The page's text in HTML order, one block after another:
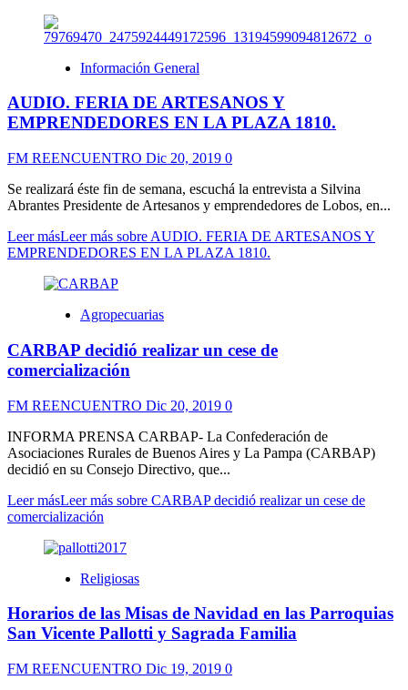
Información General
AUDIO. FERIA DE ARTESANOS Y
EMPRENDEDORES EN LA PLAZA 1810.
FM REENCUENTRO Dic 20, 2019 0
Se realizará éste fin de semana, escuchá la entrevista a Silvina
Abrantes Presidente de Artesanos y emprendedores de Lobos, en...
Leer másLeer más sobre AUDIO. FERIA DE ARTESANOS Y
EMPRENDEDORES EN LA PLAZA 1810.
Agropecuarias
CARBAP decidió realizar un cese de
comercialización
FM REENCUENTRO Dic 20, 2019 0
INFORMA PRENSA CARBAP- La Confederación de
Asociaciones Rurales de Buenos Aires y La Pampa (CARBAP)
decidió en su Consejo Directivo, que...
Leer másLeer más sobre CARBAP decidió realizar un cese de
comercialización
Religiosas
Horarios de las Misas de Navidad en las Parroquias
San Vicente Pallotti y Sagrada Familia
FM REENCUENTRO Dic 19, 2019 0